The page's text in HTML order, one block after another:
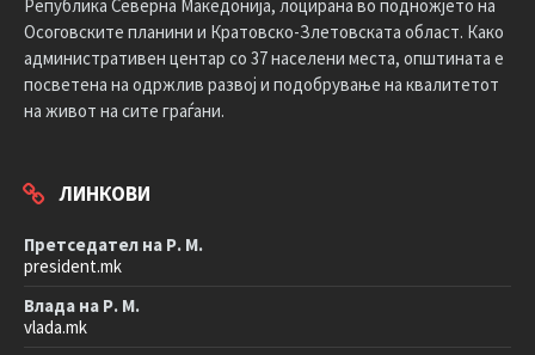
Република Северна Македонија, лоцирана во подножјето на
Осоговските планини и Кратовско-Злетовската област. Како
административен центар со 37 населени места, општината е
посветена на одржлив развој и подобрување на квалитетот
на живот на сите граѓани.
ЛИНКОВИ
Претседател на Р. М.
president.mk
Влада на Р. М.
vlada.mk